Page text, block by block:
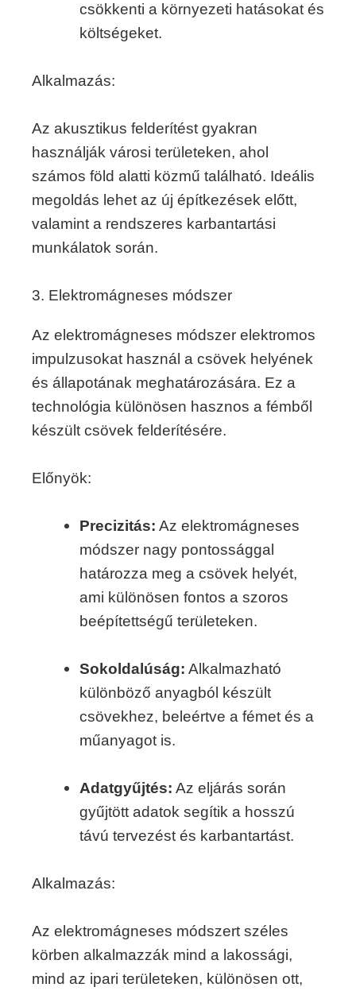
csökkenti a környezeti hatásokat és
költségeket.
Alkalmazás:
Az akusztikus felderítést gyakran
használják városi területeken, ahol
számos föld alatti közmű található. Ideális
megoldás lehet az új építkezések előtt,
valamint a rendszeres karbantartási
munkálatok során.
3. Elektromágneses módszer
Az elektromágneses módszer elektromos
impulzusokat használ a csövek helyének
és állapotának meghatározására. Ez a
technológia különösen hasznos a fémből
készült csövek felderítésére.
Előnyök:
Precizitás: Az elektromágneses
módszer nagy pontossággal
határozza meg a csövek helyét,
ami különösen fontos a szoros
beépítettségű területeken.
Sokoldalúság: Alkalmazható
különböző anyagból készült
csövekhez, beleértve a fémet és a
műanyagot is.
Adatgyűjtés: Az eljárás során
gyűjtött adatok segítik a hosszú
távú tervezést és karbantartást.
Alkalmazás:
Az elektromágneses módszert széles
körben alkalmazzák mind a lakossági,
mind az ipari területeken, különösen ott,